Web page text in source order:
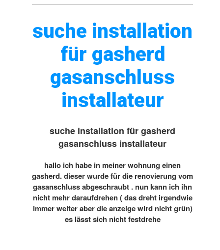
suche installation
für gasherd
gasanschluss
installateur
suche installation für gasherd
gasanschluss installateur
hallo ich habe in meiner wohnung einen
gasherd. dieser wurde für die renovierung vom
gasanschluss abgeschraubt . nun kann ich ihn
nicht mehr daraufdrehen ( das dreht irgendwie
immer weiter aber die anzeige wird nicht grün)
es lässt sich nicht festdrehe